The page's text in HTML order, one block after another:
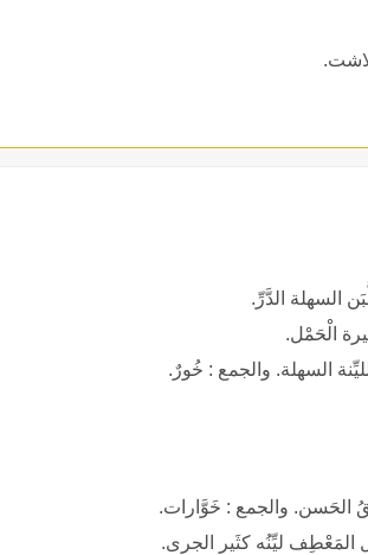
السهلة الدَّرِّ.
الْحَمْل.
السهلة. والجمع : خُورٌ.
الحَسن. والجمع : خَوَّارات.
ليِّنُه كثَير الجرى.